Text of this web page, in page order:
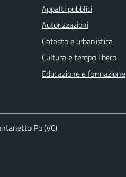
Appalti pubblici
Autorizzazioni
Catasto e urbanistica
Cultura e tempo libero
Educazione e formazione
Po (VC)